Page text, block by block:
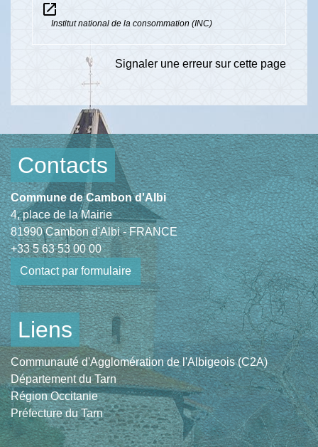
open_in_new
Institut national de la consommation (INC)
Signaler une erreur sur cette page
Contacts
Commune de Cambon d'Albi
4, place de la Mairie
81990 Cambon d'Albi - FRANCE
+33 5 63 53 00 00
Contact par formulaire
Liens
Communauté d'Agglomération de l'Albigeois (C2A)
Département du Tarn
Région Occitanie
Préfecture du Tarn